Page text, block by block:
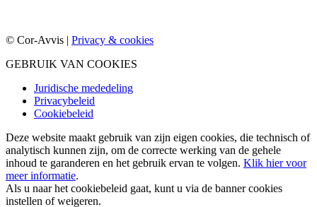
© Cor-Avvis | Privacy & cookies
GEBRUIK VAN COOKIES
Juridische mededeling
Privacybeleid
Cookiebeleid
Deze website maakt gebruik van zijn eigen cookies, die technisch of
analytisch kunnen zijn, om de correcte werking van de gehele
inhoud te garanderen en het gebruik ervan te volgen. Klik hier voor
meer informatie.
Als u naar het cookiebeleid gaat, kunt u via de banner cookies
instellen of weigeren.